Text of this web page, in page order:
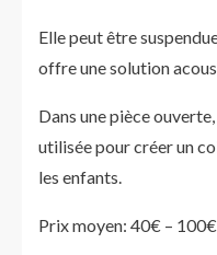
Elle peut être
offre une solution
Dans une pièce
utilisée pour créer un
les enfants.
Prix moyen: 40€ –